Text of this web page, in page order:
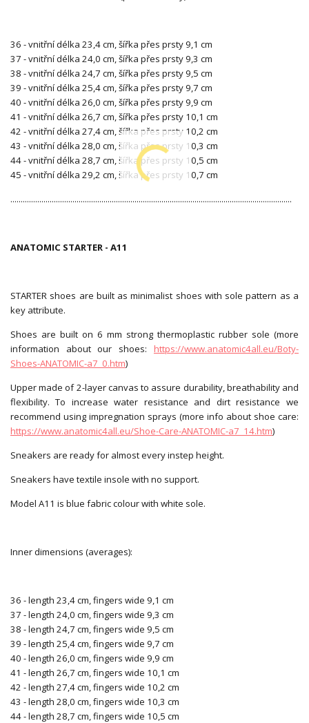
36 - vnitřní délka 23,4 cm, šířka přes prsty 9,1 cm
37 - vnitřní délka 24,0 cm, šířka přes prsty 9,3 cm
38 - vnitřní délka 24,7 cm, šířka přes prsty 9,5 cm
39 - vnitřní délka 25,4 cm, šířka přes prsty 9,7 cm
40 - vnitřní délka 26,0 cm, šířka přes prsty 9,9 cm
41 - vnitřní délka 26,7 cm, šířka přes prsty 10,1 cm
42 - vnitřní délka 27,4 cm, šířka přes prsty 10,2 cm
43 - vnitřní délka 28,0 cm, šířka přes prsty 10,3 cm
44 - vnitřní délka 28,7 cm, šířka přes prsty 10,5 cm
45 - vnitřní délka 29,2 cm, šířka přes prsty 10,7 cm
........................................................................................................................................
ANATOMIC STARTER - A11
STARTER shoes are built as minimalist shoes with sole pattern as a
key attribute.
Shoes are built on 6 mm strong thermoplastic rubber sole (more
information about our shoes: https://www.anatomic4all.eu/Boty-
Shoes-ANATOMIC-a7_0.htm)
Upper made of 2-layer canvas to assure durability, breathability and
flexibility. To increase water resistance and dirt resistance we
recommend using impregnation sprays (more info about shoe care:
https://www.anatomic4all.eu/Shoe-Care-ANATOMIC-a7_14.htm)
Sneakers are ready for almost every instep height.
Sneakers have textile insole with no support.
Model A11 is blue fabric colour with white sole.
Inner dimensions (averages):
36 - length 23,4 cm, fingers wide 9,1 cm
37 - length 24,0 cm, fingers wide 9,3 cm
38 - length 24,7 cm, fingers wide 9,5 cm
39 - length 25,4 cm, fingers wide 9,7 cm
40 - length 26,0 cm, fingers wide 9,9 cm
41 - length 26,7 cm, fingers wide 10,1 cm
42 - length 27,4 cm, fingers wide 10,2 cm
43 - length 28,0 cm, fingers wide 10,3 cm
44 - length 28,7 cm, fingers wide 10,5 cm